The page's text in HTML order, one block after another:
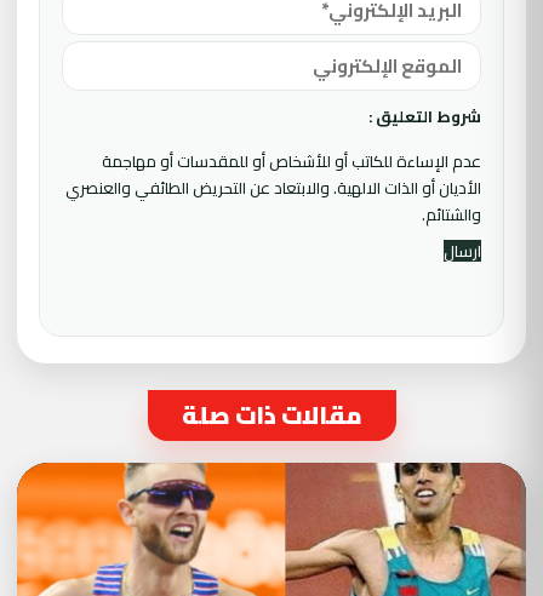
شروط التعليق :
عدم الإساءة للكاتب أو للأشخاص أو للمقدسات أو مهاجمة
الأديان أو الذات الالهية. والابتعاد عن التحريض الطائفي والعنصري
والشتائم.
مقالات ذات صلة